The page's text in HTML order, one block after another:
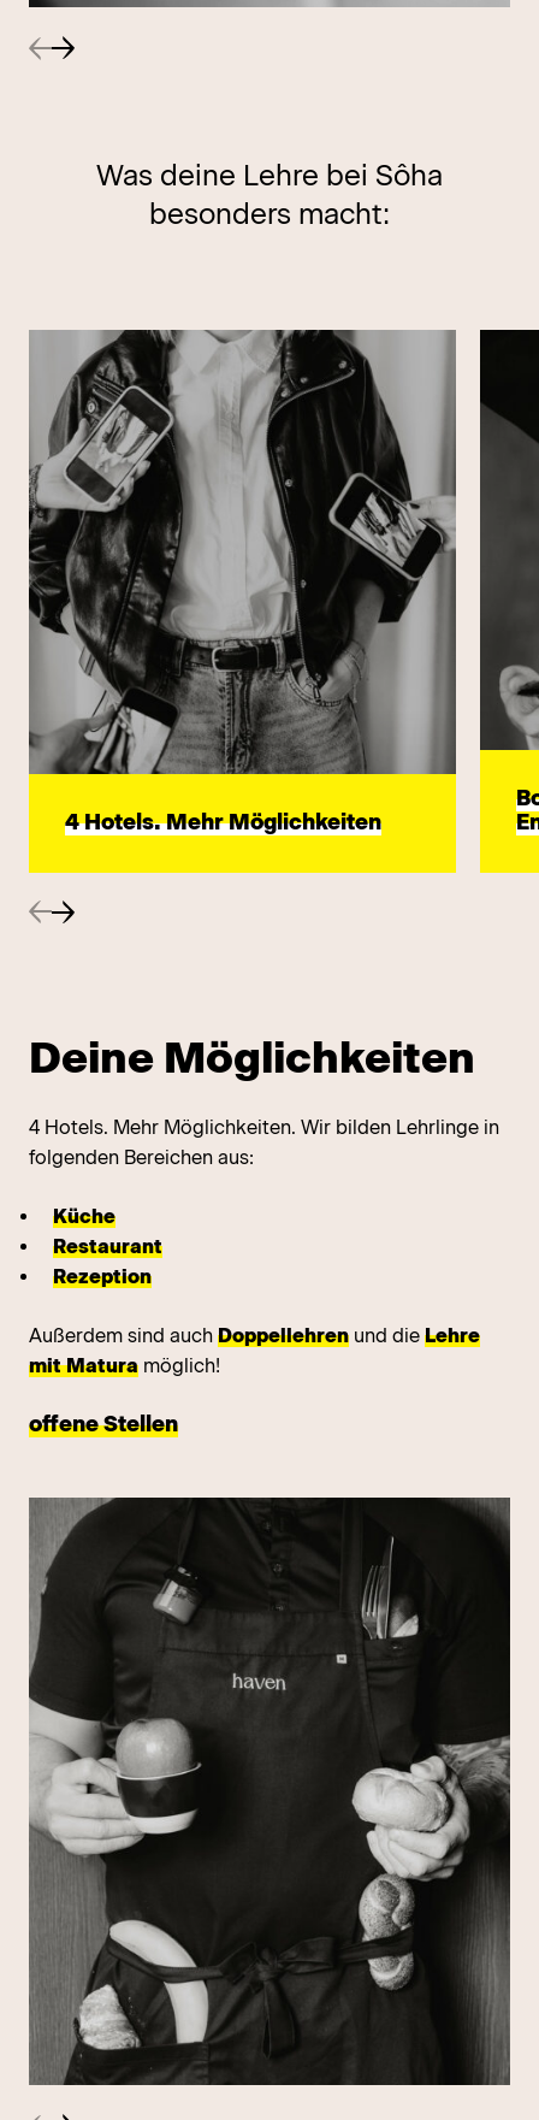
Was deine Lehre bei Sôha
besonders macht:
4 Hotels. Mehr Möglichkeiten
Deine Möglichkeiten
4 Hotels. Mehr Möglichkeiten. Wir bilden Lehrlinge in
folgenden Bereichen aus:
Küche
Restaurant
Rezeption
Außerdem sind auch Doppellehren und die Lehre
mit Matura möglich!
offene Stellen